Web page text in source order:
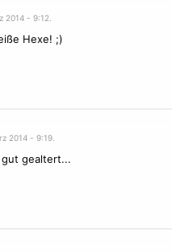
2014 - 9:12.
Hexe! ;)
2014 - 9:19.
gut gealtert...